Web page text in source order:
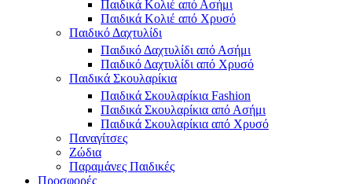
Παιδικά Κολιέ από Ασήμι
Παιδικά Κολιέ από Χρυσό
Παιδικό Δαχτυλίδι
Παιδικό Δαχτυλίδι από Ασήμι
Παιδικό Δαχτυλίδι από Χρυσό
Παιδικά Σκουλαρίκια
Παιδικά Σκουλαρίκια Fashion
Παιδικά Σκουλαρίκια από Ασήμι
Παιδικά Σκουλαρίκια από Χρυσό
Παναγίτσες
Ζώδια
Παραμάνες Παιδικές
Προσφορές